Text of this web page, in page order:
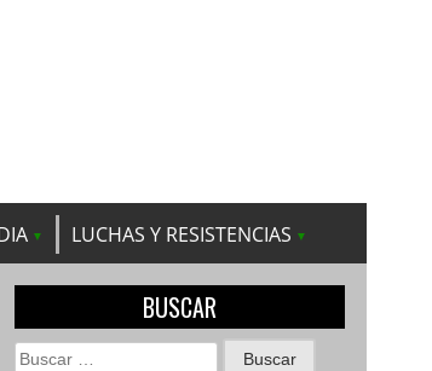
LUCHAS Y RESISTENCIAS
BUSCAR
Buscar: